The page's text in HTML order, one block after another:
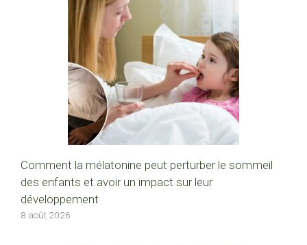
Comment la mélatonine peut perturber le sommeil
des enfants et avoir un impact sur leur
développement
8 août 2026